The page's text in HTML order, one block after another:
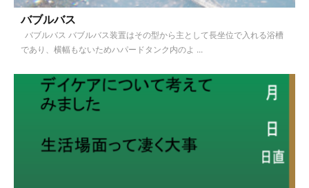
バブルバス
バブルバス バブルバス装置はその型から主として長坐位で入れる浴槽
であり、横幅もないためハパードタンク内のよ ...